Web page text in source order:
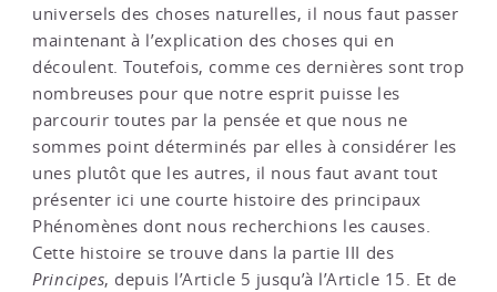
universels des choses naturelles, il nous faut passer
maintenant à l’explication des choses qui en
découlent. Toutefois, comme ces dernières sont trop
nombreuses pour que notre esprit puisse les
parcourir toutes par la pensée et que nous ne
sommes point déterminés par elles à considérer les
unes plutôt que les autres, il nous faut avant tout
présenter ici une courte histoire des principaux
Phénomènes dont nous recherchions les causes.
Cette histoire se trouve dans la partie III des
Principes, depuis l’Article 5 jusqu’à l’Article 15. Et de